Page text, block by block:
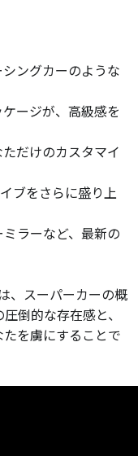
ングカーのような
ージが、高級感を
だけのカスタマイ
ブをさらに盛り上
ラーなど、最新の
、スーパーカーの概
倒的な存在感と、
を虜にすることで